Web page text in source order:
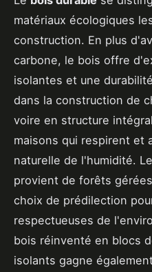
matériaux écologiques
construction. En plus
carbone, le bois offre
isolantes et une
dans la construction de
voire en structure
maisons qui respirent et
naturelle de l'humidité.
provient de forêts
choix de prédilection
respectueuses de
bois réinventé en blocs
isolants gagne